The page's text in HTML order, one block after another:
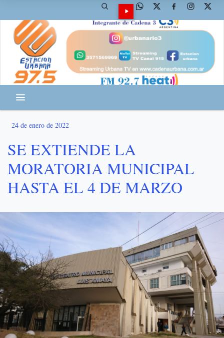
24 de enero de 2022
SE EXTIENDE LA
MORATORIA MUNICIPAL
HASTA EL 4 DE MARZO